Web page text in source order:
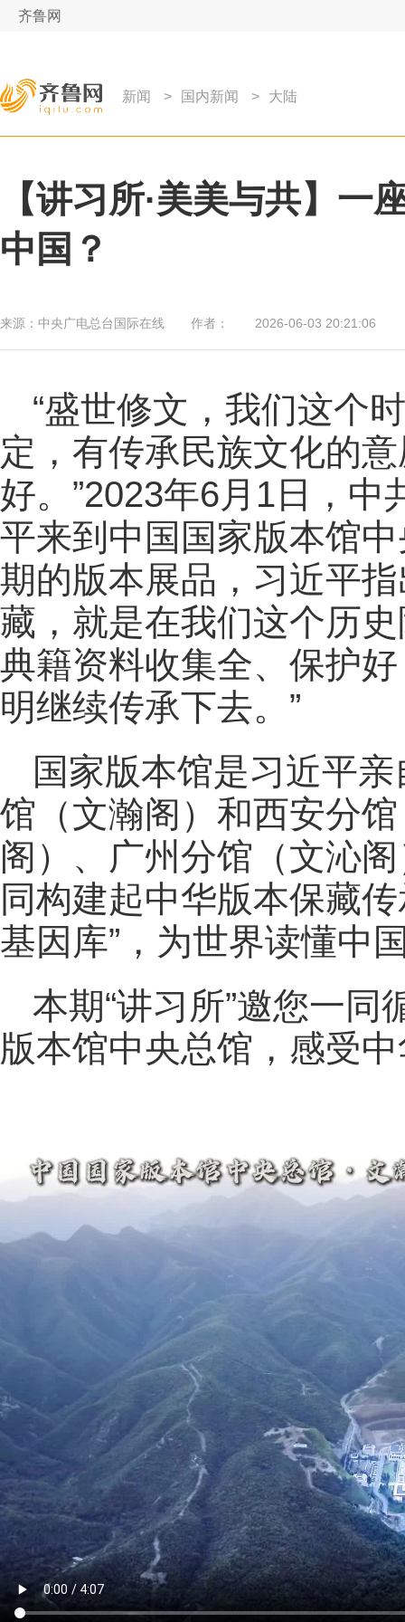
齐鲁网
新闻 > 国内新闻 > 大陆
【讲习所·美美与共】
中国？
来源： 中央广电总台国际在线 作者： 2026-06-03 20:21:06
“盛世修文，我们这个
定，有传承民族文化的
好。”2023年6月1日，
平来到中国国家版本馆
期的版本展品，习近平
藏，就是在我们这个历
典籍资料收集全、保护
明继续传承下去。”
国家版本馆是习近平
馆（文瀚阁）和西安分
阁）、广州分馆（文沁
同构建起中华版本保藏
基因库”，为世界读懂中
本期“讲习所”邀您一
版本馆中央总馆，感受